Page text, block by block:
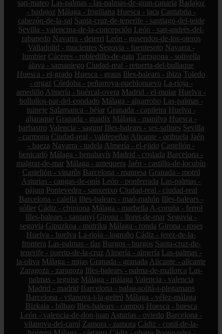
san-mateo Las-palmas - las-palmas-de-gran-canaria Badajoz
- badajoz Málaga - frigiliana Huesca - jaca Cantabria -
cabezón-de-la-sal Santa-cruz-de-tenerife - santiago-del-teide
Sevilla - valencina-de-la-concepción León - san-andrés-del-
rabanedo Navarra - deierri León - gusendos-de-los-oteros
Valladolid - mucientes Segovia - fuentesoto Navarra -
lumbier Cáceres - robledillo-de-gata Tarragona - solivella
álava - samaniego Ciudad-real - retuerta-del-bullaque
Huesca - el-grado Huesca - graus Illes-balears - ibiza Toledo
- orgaz Córdoba - peñarroya-pueblonuevo La-rioja -
arnedillo Almería - huércal-overa Madrid - el-molar Huelva -
bollullos-par-del-condado Málaga - algarrobo Las-palmas -
tuineje Salamanca - béjar Granada - capileira Huelva -
aljaraque Granada - guadix Málaga - manilva Huesca -
barbastro Valencia - sagunt Illes-balears - ses-salines Sevilla
- carmona Ciudad-real - valdepeñas Alicante - orihuela Jaén
- baeza Navarra - tudela Almería - el-ejido Castellón -
benicarló Málaga - benahavís Madrid - coslada Barcelona -
malgrat-de-mar Málaga - antequera Jaén - castillo-de-locubín
Castellón - vinaròs Barcelona - manresa Granada - motril
Asturias - cangas-de-onís León - ponferrada Las-palmas -
pájara Pontevedra - sanxenxo Ciudad-real - ciudad-real
Barcelona - calella Illes-balears - maó-mahón Illes-balears -
sóller Cádiz - chipiona Málaga - marbella A-coruña - ferrol
Illes-balears - santanyí Girona - lloret-de-mar Segovia -
segovia Gipuzkoa - mutriku Málaga - ronda Girona - roses
Huelva - huelva La-rioja - logroño Cádiz - jerez-de-la-
frontera Las-palmas - tías Burgos - burgos Santa-cruz-de-
tenerife - puerto-de-la-cruz Almería - almería Las-palmas -
la-oliva Málaga - mijas Granada - granada Alicante - alicante
Zaragoza - zaragoza Illes-balears - palma-de-mallorca Las-
palmas - teguise Málaga - málaga Valencia - valencia
Madrid - madrid Barcelona - palau-solità-i-plegamans
Barcelona - vilanova-i-la-geltrú Málaga - vélez-málaga
Bizkaia - bilbao Illes-balears - campos Huesca - huesca
León - valencia-de-don-juan Asturias - oviedo Barcelona -
vilanova-del-camí Zamora - zamora Cádiz - conil-de-la-